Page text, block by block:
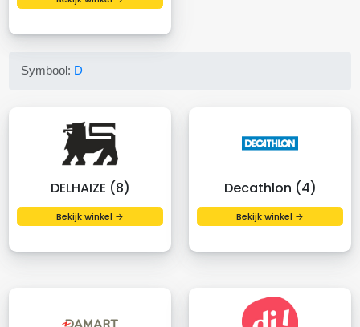
Symbool: D
DELHAIZE (8)
Bekijk winkel →
Decathlon (4)
Bekijk winkel →